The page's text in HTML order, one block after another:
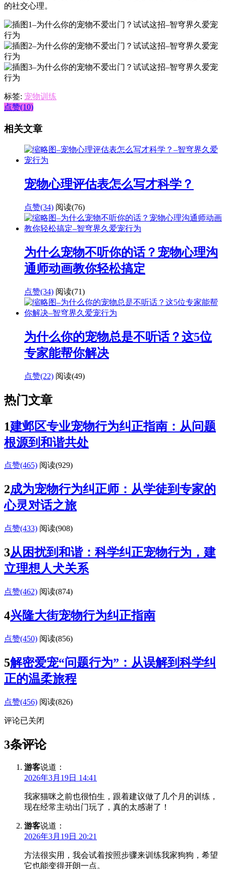
的社交心理。
标签: 宠物训练
点赞(10)
相关文章
宠物心理评估表怎么写才科学？
点赞(34) 阅读(76)
为什么宠物不听你的话？宠物心理沟
通师动画教你轻松搞定
点赞(34) 阅读(71)
为什么你的宠物总是不听话？这5位
专家能帮你解决
点赞(22) 阅读(49)
热门文章
1建邺区专业宠物行为纠正指南：从问题
根源到和谐共处
点赞(465) 阅读(929)
2成为宠物行为纠正师：从学徒到专家的
心灵对话之旅
点赞(433) 阅读(908)
3从困扰到和谐：科学纠正宠物行为，建
立理想人犬关系
点赞(462) 阅读(874)
4兴隆大街宠物行为纠正指南
点赞(450) 阅读(856)
5解密爱宠“问题行为”：从误解到科学纠
正的温柔旅程
点赞(456) 阅读(826)
评论已关闭
3条评论
游客说道：
2026年3月19日 14:41
我家猫咪之前也很怕生，跟着建议做了几个月的训练，
现在经常主动出门玩了，真的太感谢了！
游客说道：
2026年3月19日 20:21
方法很实用，我会试着按照步骤来训练我家狗狗，希望
它也能变得开朗一点。